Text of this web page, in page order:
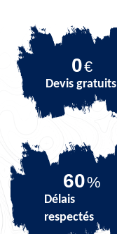
0€
Devis gratuits
71%
Délais
respectés